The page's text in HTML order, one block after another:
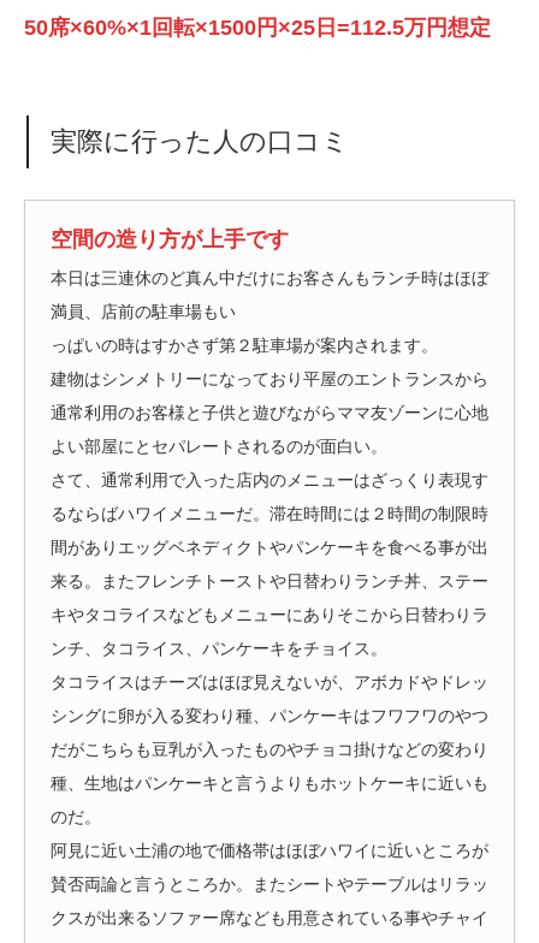
50席×60%×1回転×1500円×25日=112.5万円想定
実際に行った人の口コミ
空間の造り方が上手です
本日は三連休のど真ん中だけにお客さんもランチ時はほぼ
満員、店前の駐車場もい
っぱいの時はすかさず第２駐車場が案内されます。
建物はシンメトリーになっており平屋のエントランスから
通常利用のお客様と子供と遊びながらママ友ゾーンに心地
よい部屋にとセパレートされるのが面白い。
さて、通常利用で入った店内のメニューはざっくり表現す
るならばハワイメニューだ。滞在時間には２時間の制限時
間がありエッグベネディクトやパンケーキを食べる事が出
来る。またフレンチトーストや日替わりランチ丼、ステー
キやタコライスなどもメニューにありそこから日替わりラ
ンチ、タコライス、パンケーキをチョイス。
タコライスはチーズはほぼ見えないが、アボカドやドレッ
シングに卵が入る変わり種、パンケーキはフワフワのやつ
だがこちらも豆乳が入ったものやチョコ掛けなどの変わり
種、生地はパンケーキと言うよりもホットケーキに近いも
のだ。
阿見に近い土浦の地で価格帯はほぼハワイに近いところが
賛否両論と言うところか。またシートやテーブルはリラッ
クスが出来るソファー席なども用意されている事やチャイ